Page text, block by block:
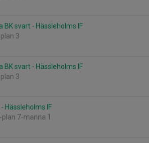
BK svart - Hässleholms IF
3
BK svart - Hässleholms IF
3
Hässleholms IF
plan 7-manna 1